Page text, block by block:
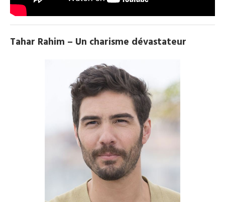
Tahar Rahim – Un charisme dévastateur